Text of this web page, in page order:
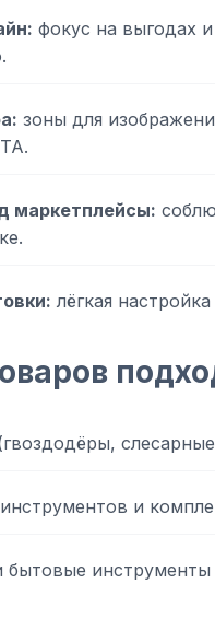
фокус на выгодах
зоны для
маркетплейсы:
лёгкая
и
инструменты